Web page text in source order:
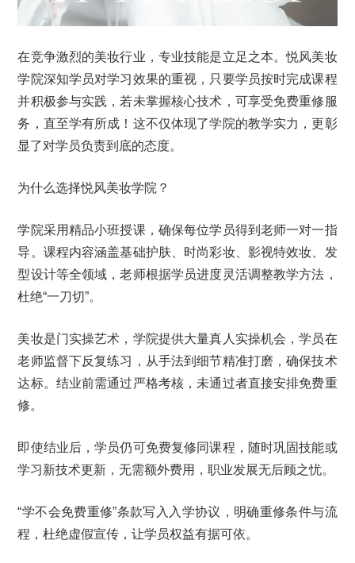
在竞争激烈的美妆行业，专业技能是立足之本。悦风美妆
学院深知学员对学习效果的重视，只要学员按时完成课程
并积极参与实践，若未掌握核心技术，可享受免费重修服
务，直至学有所成！这不仅体现了学院的教学实力，更彰
显了对学员负责到底的态度。
为什么选择悦风美妆学院？
学院采用精品小班授课，确保每位学员得到老师一对一指
导。课程内容涵盖基础护肤、时尚彩妆、影视特效妆、发
型设计等全领域，老师根据学员进度灵活调整教学方法，
杜绝“一刀切”。
美妆是门实操艺术，学院提供大量真人实操机会，学员在
老师监督下反复练习，从手法到细节精准打磨，确保技术
达标。结业前需通过严格考核，未通过者直接安排免费重
修。
即使结业后，学员仍可免费复修同课程，随时巩固技能或
学习新技术更新，无需额外费用，职业发展无后顾之忧。
“学不会免费重修”条款写入入学协议，明确重修条件与流
程，杜绝虚假宣传，让学员权益有据可依。